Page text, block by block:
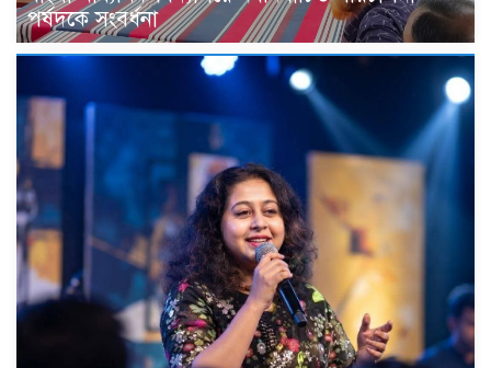
পর্ষদকে সংবর্ধনা